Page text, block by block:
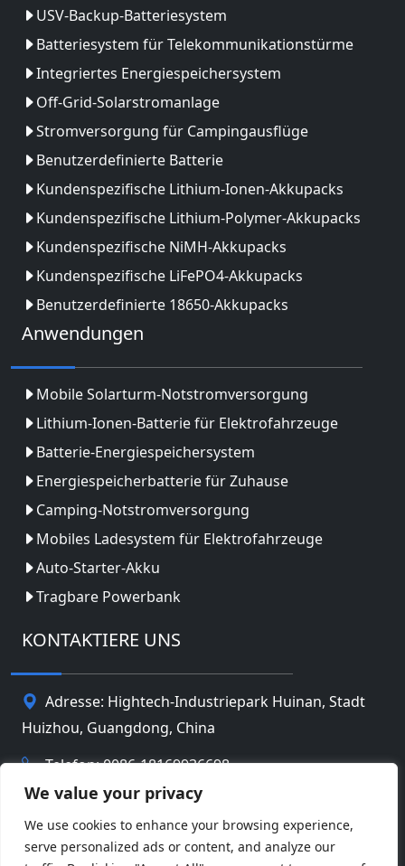
We value your privacy
We use cookies to enhance your browsing experience,
serve personalized ads or content, and analyze our
USV-Backup-Batteriesystem
Batteriesystem für Telekommunikationstürme
Integriertes Energiespeichersystem
Off-Grid-Solarstromanlage
Stromversorgung für Campingausflüge
Benutzerdefinierte Batterie
Kundenspezifische Lithium-Ionen-Akkupacks
Kundenspezifische Lithium-Polymer-Akkupacks
Kundenspezifische NiMH-Akkupacks
Kundenspezifische LiFePO4-Akkupacks
Benutzerdefinierte 18650-Akkupacks
Anwendungen
Mobile Solarturm-Notstromversorgung
Lithium-Ionen-Batterie für Elektrofahrzeuge
Batterie-Energiespeichersystem
Energiespeicherbatterie für Zuhause
Camping-Notstromversorgung
Mobiles Ladesystem für Elektrofahrzeuge
Auto-Starter-Akku
Tragbare Powerbank
KONTAKTIERE UNS
Adresse: Hightech-Industriepark Huinan, Stadt
Huizhou, Guangdong, China
Telefon: 0086-18169936698
info@jbbatterychina.com